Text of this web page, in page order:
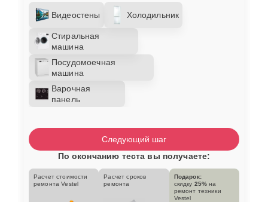
Видеостены Холодильник
Стиральная
машина
Посудомоечная
машина
Варочная
панель
Следующий шаг
По окончанию теста вы получаете:
Расчет стоимости
ремонта Vestel
Расчет сроков
ремонта
Подарок:
скидку 25% на
ремонт техники
Vestel